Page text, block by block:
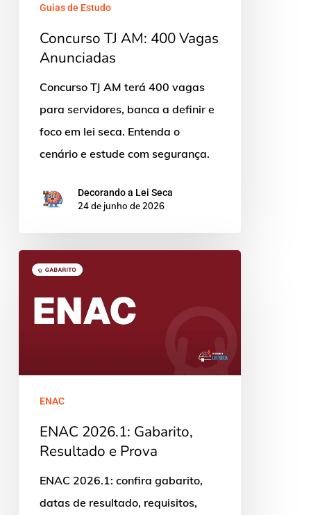
Guias de Estudo
Concurso TJ AM: 400 Vagas
Anunciadas
Concurso TJ AM terá 400 vagas
para servidores, banca a definir e
foco em lei seca. Entenda o
cenário e estude com segurança.
Decorando a Lei Seca
24 de junho de 2026
ENAC
Gabarito,
Resultado
ENAC
ENAC 2026.1: Gabarito,
Resultado e Prova
ENAC 2026.1: confira gabarito,
datas de resultado, requisitos,